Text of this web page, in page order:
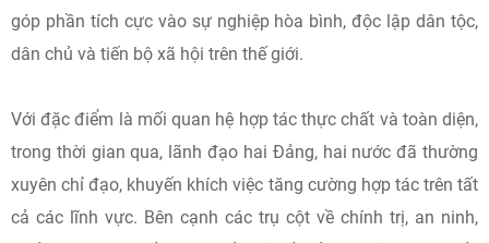
góp phần tích cực vào sự nghiệp hòa bình, độc lập dân tộc,
dân chủ và tiến bộ xã hội trên thế giới.
Với đặc điểm là mối quan hệ hợp tác thực chất và toàn diện,
trong thời gian qua, lãnh đạo hai Đảng, hai nước đã thường
xuyên chỉ đạo, khuyến khích việc tăng cường hợp tác trên tất
cả các lĩnh vực. Bên cạnh các trụ cột về chính trị, an ninh,